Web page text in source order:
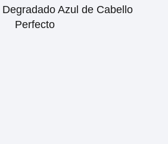
Azul de Cabello
Perfecto